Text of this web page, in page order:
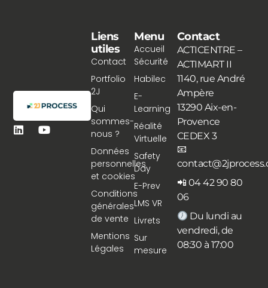
Menu
Accueil
Sécurité
Habilec
E-
Learning
Réalité
Virtuelle
Safety
Day
E-Prev
LMS VR
Livrets
Sur
mesure
Liens
utiles
Contact
Portfolio
2J
Qui
sommes-
nous ?
Données
personnelles
et cookies
Conditions
générales
de vente
Mentions
Légales
Contact
ACTICENTRE –
ACTIMART II
1140, rue André
Ampère
13290 Aix-en-
Provence
CEDEX 3
📧
📲 04 42 90 80
06
Du lundi au
vendredi, de
08:30 à 17:00